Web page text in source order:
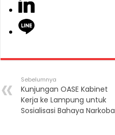
Sebelumnya
Kunjungan OASE Kabinet
Kerja ke Lampung untuk
Sosialisasi Bahaya Narkoba